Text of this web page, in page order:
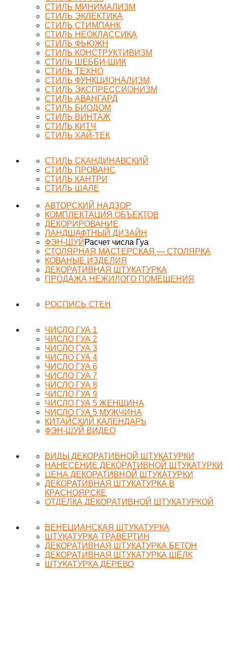
СТИЛЬ МИНИМАЛИЗМ
СТИЛЬ ЭКЛЕКТИКА
СТИЛЬ СТИМПАНК
СТИЛЬ НЕОКЛАССИКА
СТИЛЬ ФЬЮЖН
СТИЛЬ КОНСТРУКТИВИЗМ
СТИЛЬ ШЕББИ-ШИК
СТИЛЬ ТЕХНО
СТИЛЬ ФУНКЦИОНАЛИЗМ
СТИЛЬ ЭКСПРЕССИОНИЗМ
СТИЛЬ АВАНГАРД
СТИЛЬ БИОДОМ
СТИЛЬ ВИНТАЖ
СТИЛЬ КИТЧ
СТИЛЬ ХАЙ-ТЕК
СТИЛЬ СКАНДИНАВСКИЙ
СТИЛЬ ПРОВАНС
СТИЛЬ КАНТРИ
СТИЛЬ ШАЛЕ
АВТОРСКИЙ НАДЗОР
КОМПЛЕКТАЦИЯ ОБЪЕКТОВ
ДЕКОРИРОВАНИЕ
ЛАНДШАФТНЫЙ ДИЗАЙН
ФЭН-ШУЙ Расчет числа Гуа
СТОЛЯРНАЯ МАСТЕРСКАЯ — СТОЛЯРКА
КОВАНЫЕ ИЗДЕЛИЯ
ДЕКОРАТИВНАЯ ШТУКАТУРКА
ПРОДАЖА НЕЖИЛОГО ПОМЕЩЕНИЯ
РОСПИСЬ СТЕН
ЧИСЛО ГУА 1
ЧИСЛО ГУА 2
ЧИСЛО ГУА 3
ЧИСЛО ГУА 4
ЧИСЛО ГУА 6
ЧИСЛО ГУА 7
ЧИСЛО ГУА 8
ЧИСЛО ГУА 9
ЧИСЛО ГУА 5 ЖЕНЩИНА
ЧИСЛО ГУА 5 МУЖЧИНА
КИТАЙСКИЙ КАЛЕНДАРЬ
ФЭН-ШУЙ ВИДЕО
ВИДЫ ДЕКОРАТИВНОЙ ШТУКАТУРКИ
НАНЕСЕНИЕ ДЕКОРАТИВНОЙ ШТУКАТУРКИ
ЦЕНА ДЕКОРАТИВНОЙ ШТУКАТУРКИ
ДЕКОРАТИВНАЯ ШТУКАТУРКА В
КРАСНОЯРСКЕ
ОТДЕЛКА ДЕКОРАТИВНОЙ ШТУКАТУРКОЙ
ВЕНЕЦИАНСКАЯ ШТУКАТУРКА
ШТУКАТУРКА ТРАВЕРТИН
ДЕКОРАТИВНАЯ ШТУКАТУРКА БЕТОН
ДЕКОРАТИВНАЯ ШТУКАТУРКА ШЁЛК
ШТУКАТУРКА ДЕРЕВО